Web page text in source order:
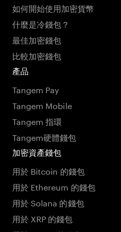
如何開始使用加密貨幣
什麼是冷錢包？
最佳加密錢包
比較加密錢包
產品
Tangem Pay
Tangem Mobile
Tangem 指環
Tangem硬體錢包
加密資產錢包
用於 Bitcoin 的錢包
用於 Ethereum 的錢包
用於 Solana 的錢包
用於 XRP 的錢包